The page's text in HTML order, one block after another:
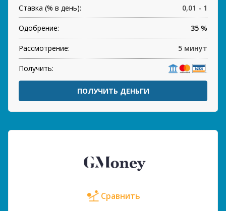
Ставка (% в день): 0,01 - 1
Одобрение: 35 %
Рассмотрение: 5 минут
Получить:
ПОЛУЧИТЬ ДЕНЬГИ
Сравнить